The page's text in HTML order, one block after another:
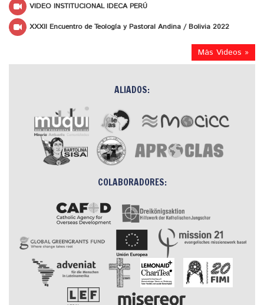
VIDEO INSTITUCIONAL IDECA PERÚ
XXXII Encuentro de Teología y Pastoral Andina / Bolivia 2022
Más Videos »
ALIADOS:
COLABORADORES: